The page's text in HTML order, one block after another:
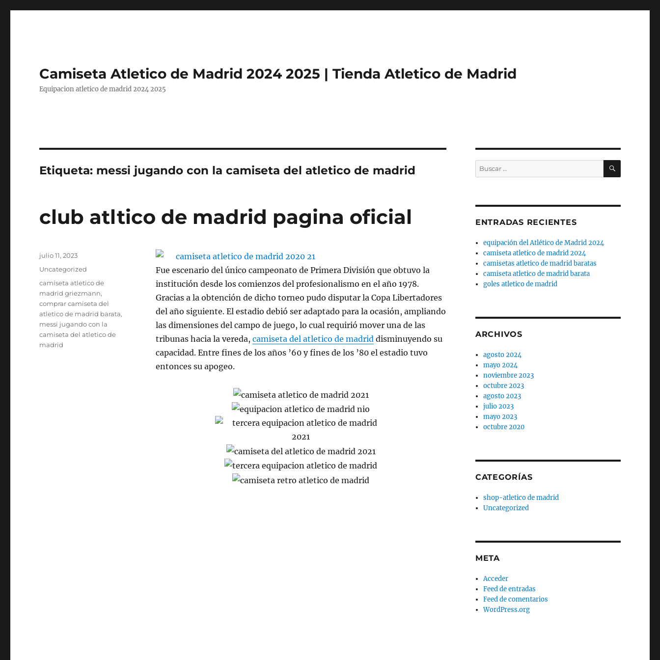
Camiseta Atletico de Madrid 2024 2025 | Tienda Atletico de Madrid
Equipacion atletico de madrid 2024 2025
Etiqueta: messi jugando con la camiseta del atletico de madrid
club atltico de madrid pagina oficial
Fue escenario del único campeonato de Primera División que obtuvo la
institución desde los comienzos del profesionalismo en el año 1978.
Gracias a la obtención de dicho torneo pudo disputar la Copa Libertadores
del año siguiente. El estadio debió ser adaptado para la ocasión, ampliando
las dimensiones del campo de juego, lo cual requirió mover una de las
tribunas hacia la vereda, camiseta del atletico de madriddisminuyendo su
capacidad. Entre fines de los años ’60 y fines de los ’80 el estadio tuvo
entonces su apogeo.
Publicado
julio 11, 2023
Categorías
Uncategorized
Etiquetas
camiseta atletico de
madrid griezmann,
comprar camiseta del
atletico de madrid barata,
messi jugando con la
camiseta del atletico de
madrid
Buscar
por:
BUSCAR
ENTRADAS RECIENTES
equipación del Atlético de Madrid 2024
camiseta atletico de madrid 2024
camisetas atletico de madrid baratas
camiseta atletico de madrid barata
goles atletico de madrid
ARCHIVOS
agosto 2024
mayo 2024
noviembre 2023
octubre 2023
agosto 2023
julio 2023
mayo 2023
octubre 2020
CATEGORÍAS
shop-atletico de madrid
Uncategorized
META
Acceder
Feed de entradas
Feed de comentarios
WordPress.org